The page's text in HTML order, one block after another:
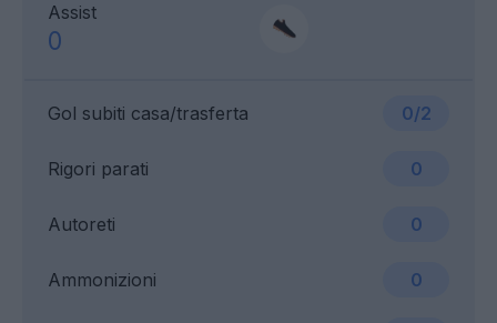
Assist
0
Gol subiti casa/trasferta 0/2
Ammonizioni 0
Rigori parati 0
Autoreti 0